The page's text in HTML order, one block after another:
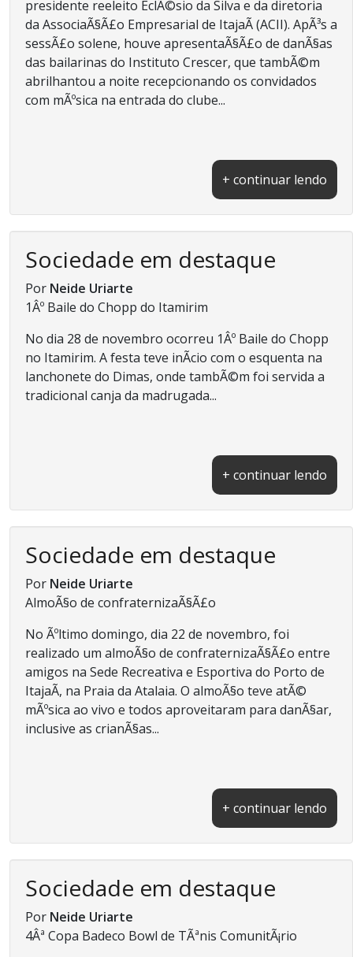
presidente reeleito EclÃ©sio da Silva e da diretoria
da AssociaÃ§Ã£o Empresarial de ItajaÃ­ (ACII). ApÃ³s a
sessÃ£o solene, houve apresentaÃ§Ã£o de danÃ§as
das bailarinas do Instituto Crescer, que tambÃ©m
abrilhantou a noite recepcionando os convidados
com mÃºsica na entrada do clube...
+ continuar lendo
Sociedade em destaque
Por Neide Uriarte
1Âº Baile do Chopp do Itamirim
No dia 28 de novembro ocorreu 1Âº Baile do Chopp
no Itamirim. A festa teve inÃ­cio com o esquenta na
lanchonete do Dimas, onde tambÃ©m foi servida a
tradicional canja da madrugada...
+ continuar lendo
Sociedade em destaque
Por Neide Uriarte
AlmoÃ§o de confraternizaÃ§Ã£o
No Ãºltimo domingo, dia 22 de novembro, foi
realizado um almoÃ§o de confraternizaÃ§Ã£o entre
amigos na Sede Recreativa e Esportiva do Porto de
ItajaÃ­, na Praia da Atalaia. O almoÃ§o teve atÃ©
mÃºsica ao vivo e todos aproveitaram para danÃ§ar,
inclusive as crianÃ§as...
+ continuar lendo
Sociedade em destaque
Por Neide Uriarte
4Âª Copa Badeco Bowl de TÃªnis ComunitÃ¡rio